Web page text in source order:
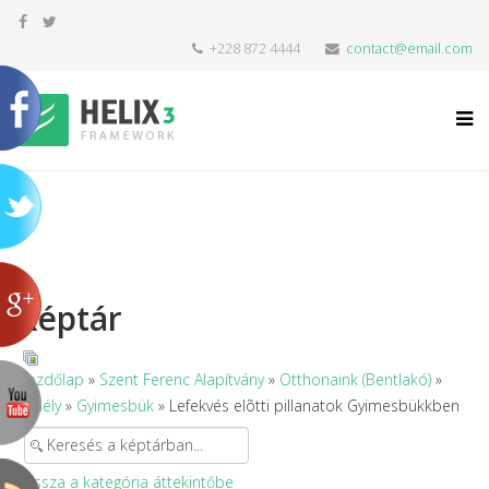
+228 872 4444 contact@email.com
Képtár
Kezdőlap » Szent Ferenc Alapítvány» Otthonaink (Bentlakó) »
Erdély» Gyimesbük » Lefekvés elõtti pillanatok Gyimesbükkben
Vissza a kategória áttekintőbe